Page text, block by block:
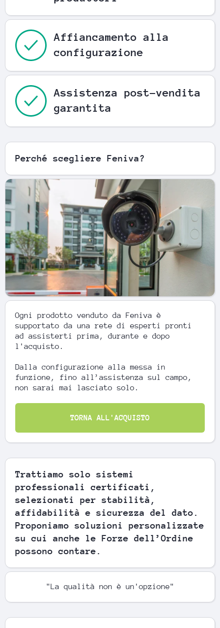
Affiancamento alla
configurazione
Assistenza post-vendita
garantita
Perché scegliere Feniva?
Ogni prodotto venduto da Feniva è
supportato da una rete di esperti pronti
ad assisterti prima, durante e dopo
l'acquisto.
Dalla configurazione alla messa in
funzione, fino all’assistenza sul campo,
non sarai mai lasciato solo.
TORNA ALL'ACQUISTO
Trattiamo solo sistemi
professionali certificati,
selezionati per stabilità,
affidabilità e sicurezza del dato.
Proponiamo soluzioni personalizzate
su cui anche le Forze dell’Ordine
possono contare.
"La qualità non è un'opzione"